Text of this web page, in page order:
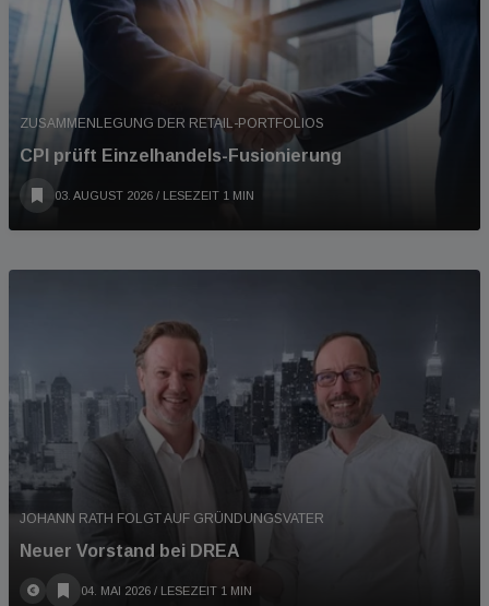
ZUSAMMENLEGUNG DER RETAIL-PORTFOLIOS
CPI prüft Einzelhandels-Fusionierung
03. AUGUST 2026 / LESEZEIT 1 MIN
JOHANN RATH FOLGT AUF GRÜNDUNGSVATER
Neuer Vorstand bei DREA
04. MAI 2026 / LESEZEIT 1 MIN